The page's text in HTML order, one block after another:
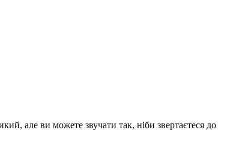
але ви можете звучати так, ніби звертаєтеся до